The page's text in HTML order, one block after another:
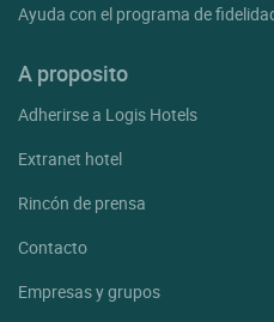
Ayuda con el programa de
A proposito
Adherirse a Logis Hotels
Extranet hotel
Rincón de prensa
Contacto
Empresas y grupos